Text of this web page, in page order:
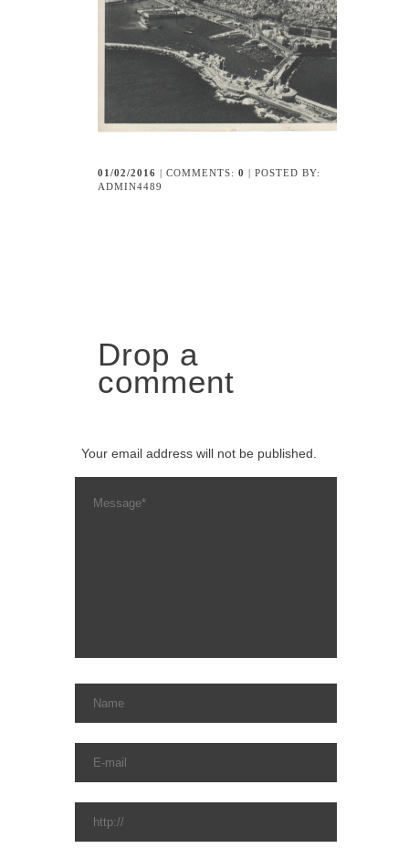
01/02/2016 | COMMENTS: 0 | POSTED BY:
ADMIN4489
Drop a
comment
Your email address will not be published.